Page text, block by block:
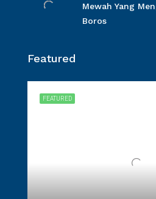
Mewah Yang
Boros
Featured
FEATURED